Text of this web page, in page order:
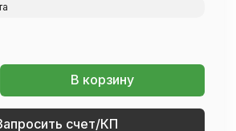
В корзину
счет/КП